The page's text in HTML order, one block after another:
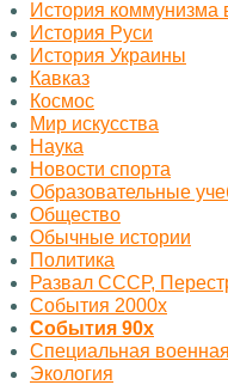
История
История Руси
История Украины
Кавказ
Космос
Миp искусства
Наука
Новости спорта
Образовательные
Общество
Обычные истории
Политика
Развал СССР,
События 2000х
События 90х
Специальная
Экология